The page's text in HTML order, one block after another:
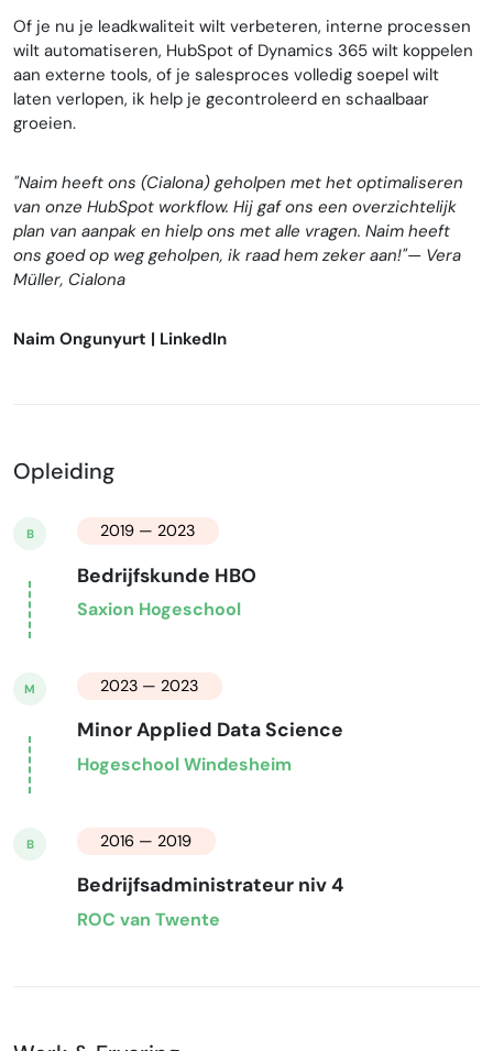
Of je nu je leadkwaliteit wilt verbeteren, interne processen
wilt automatiseren, HubSpot of Dynamics 365 wilt koppelen
aan externe tools, of je salesproces volledig soepel wilt
laten verlopen, ik help je gecontroleerd en schaalbaar
groeien.
"Naim heeft ons (Cialona) geholpen met het optimaliseren
van onze HubSpot workflow. Hij gaf ons een overzichtelijk
plan van aanpak en hielp ons met alle vragen. Naim heeft
ons goed op weg geholpen, ik raad hem zeker aan!"— Vera
Müller, Cialona
Naim Ongunyurt | LinkedIn
Opleiding
B 2019 — 2023
Bedrijfskunde HBO
Saxion Hogeschool
M 2023 — 2023
Minor Applied Data Science
Hogeschool Windesheim
B 2016 — 2019
Bedrijfsadministrateur niv 4
ROC van Twente